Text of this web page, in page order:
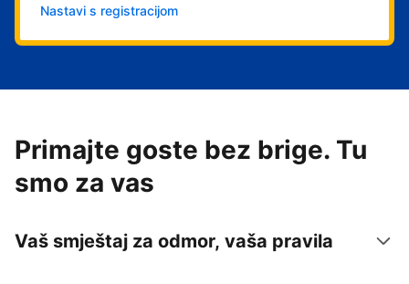
Nastavi s registracijom
Primajte goste bez brige. Tu
smo za vas
Vaš smještaj za odmor, vaša pravila